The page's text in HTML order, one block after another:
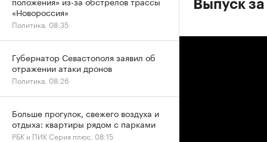
Выпуск
«Новороссия»
Политика, 08:35
Губернатор Севастополя заявил об
отражении атаки дронов
Политика, 08:26
Больше прогулок, свежего воздуха и
отдыха: квартиры рядом с парками
РБК и ПИК Серия плюс, 08:15